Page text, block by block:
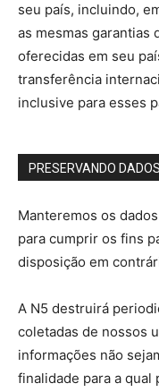
seu país, incluindo,
as mesmas garantias
oferecidas em seu
transferência
inclusive para esses
PRESERVANDO
Manteremos os
para cumprir os fins
disposição em
A N5 destruirá
coletadas de nossos
informações não
finalidade para a qual